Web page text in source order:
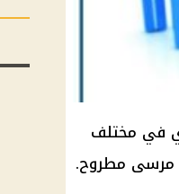
المصري في مختلف
مرسى مطروح.